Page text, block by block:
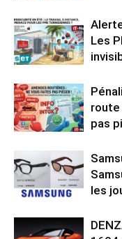
Les
route
pas
les